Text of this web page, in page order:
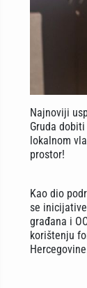
Najnoviji
Gruda
lokalnom
prostor!
Kao dio
se
građana i
korištenju